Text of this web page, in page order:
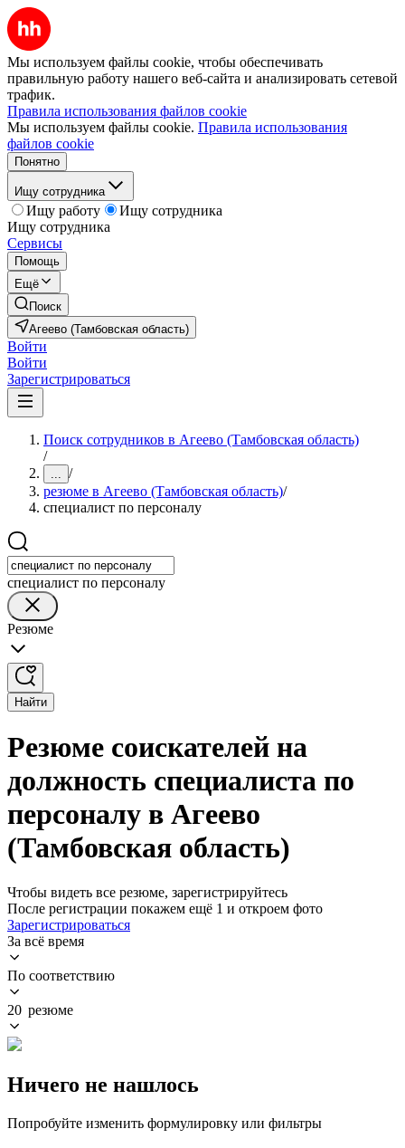
Мы используем файлы cookie, чтобы обеспечивать
правильную работу нашего веб-сайта и анализировать сетевой
трафик.
Правила использования файлов cookie
Мы используем файлы cookie. Правила использования
файлов cookie
Понятно
Ищу сотрудника
Ищу работу
Ищу сотрудника
Ищу сотрудника
Сервисы
Помощь
Ещё
Поиск
Агеево (Тамбовская область)
Войти
Войти
Зарегистрироваться
Поиск сотрудников в Агеево (Тамбовская область)
/
... /
резюме в Агеево (Тамбовская область)/
специалист по персоналу
специалист по персоналу
Резюме
Найти
Резюме соискателей на
должность специалиста по
персоналу в Агеево
(Тамбовская область)
Чтобы видеть все резюме, зарегистрируйтесь
После регистрации покажем ещё 1 и откроем фото
Зарегистрироваться
За всё время
По соответствию
20 резюме
Ничего не нашлось
Попробуйте изменить формулировку или фильтры